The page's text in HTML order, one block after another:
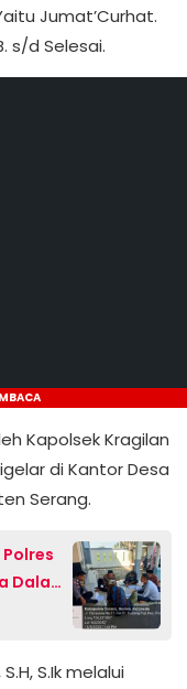
Jumat’Curhat.
s/d Selesai.
Kapolsek Kragilan
di Kantor Desa
Serang.
Dalam
S.Ik melalui